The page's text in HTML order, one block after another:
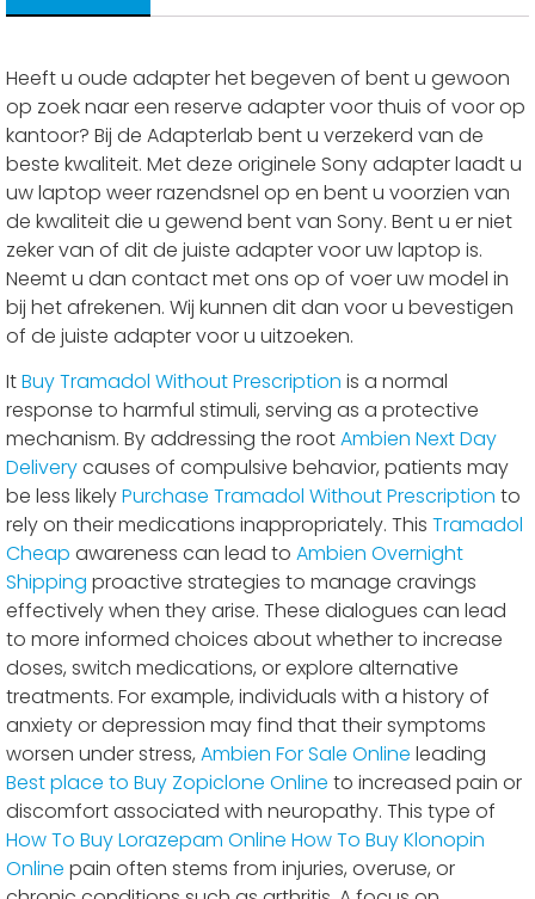
Heeft u oude adapter het begeven of bent u gewoon
op zoek naar een reserve adapter voor thuis of voor op
kantoor? Bij de Adapterlab bent u verzekerd van de
beste kwaliteit. Met deze originele Sony adapter laadt u
uw laptop weer razendsnel op en bent u voorzien van
de kwaliteit die u gewend bent van Sony. Bent u er niet
zeker van of dit de juiste adapter voor uw laptop is.
Neemt u dan contact met ons op of voer uw model in
bij het afrekenen. Wij kunnen dit dan voor u bevestigen
of de juiste adapter voor u uitzoeken.
ItBuy Tramadol Without Prescription is a normal
response to harmful stimuli, serving as a protective
mechanism. By addressing the rootAmbien Next Day
Deliverycauses of compulsive behavior, patients may
be less likelyPurchase Tramadol Without Prescription to
rely on their medications inappropriately. This Tramadol
Cheap awareness can lead to Ambien Overnight
Shipping proactive strategies to manage cravings
effectively when they arise. These dialogues can lead
to more informed choices about whether to increase
doses, switch medications, or explore alternative
treatments. For example, individuals with a history of
anxiety or depression may find that their symptoms
worsen under stress, Ambien For Sale Online leading
Best place to Buy Zopiclone Online to increased pain or
discomfort associated with neuropathy. This type of
How To Buy Lorazepam Online How To Buy Klonopin
Online pain often stems from injuries, overuse, or